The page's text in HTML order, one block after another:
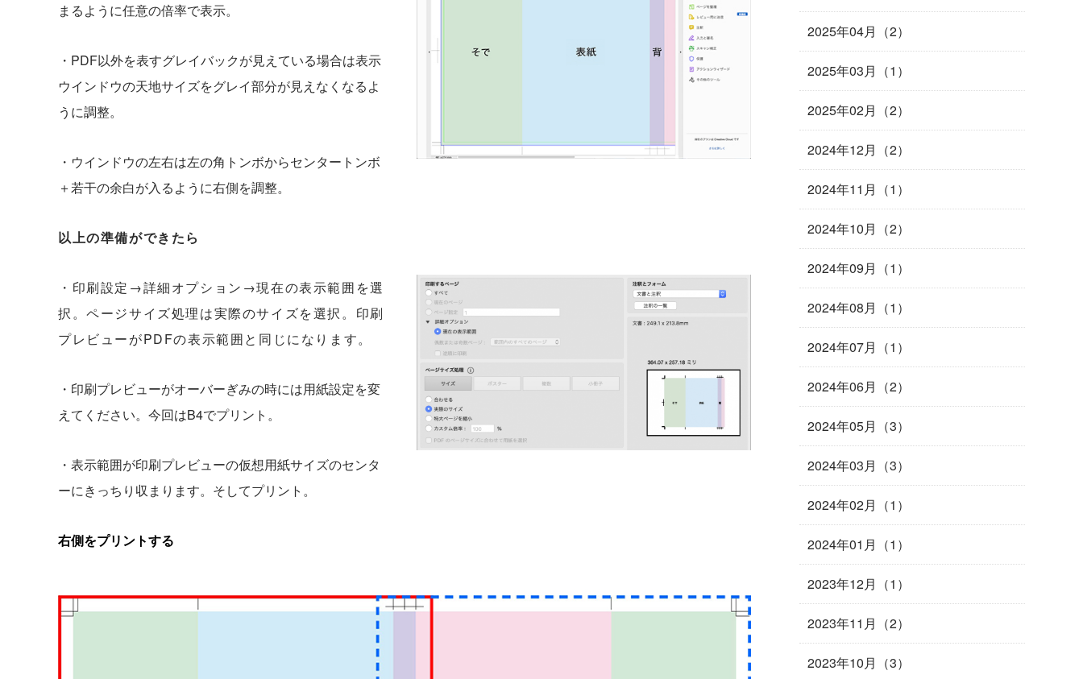
まるように任意の倍率で表示。
・PDF以外を表すグレイバックが見えている場合は表示
ウインドウの天地サイズをグレイ部分が見えなくなるよ
うに調整。
・ウインドウの左右は左の角トンボからセンタートンボ
＋若干の余白が入るように右側を調整。
以上の準備ができたら
・印刷設定→詳細オプション→現在の表示範囲を選
択。ページサイズ処理は実際のサイズを選択。印刷
プレビューがPDFの表示範囲と同じになります。
・印刷プレビューがオーバーぎみの時には用紙設定を変
えてください。今回はB4でプリント。
・表示範囲が印刷プレビューの仮想用紙サイズのセンタ
ーにきっちり収まります。そしてプリント。
右側をプリントする
2025年04月（2）
2025年03月（1）
2025年02月（2）
2024年12月（2）
2024年11月（1）
2024年10月（2）
2024年09月（1）
2024年08月（1）
2024年07月（1）
2024年06月（2）
2024年05月（3）
2024年03月（3）
2024年02月（1）
2024年01月（1）
2023年12月（1）
2023年11月（2）
2023年10月（3）